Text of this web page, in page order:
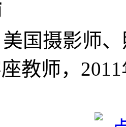
美国摄影师
教师，